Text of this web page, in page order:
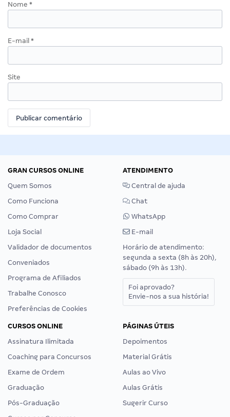
Nome *
E-mail *
Site
GRAN CURSOS ONLINE
Quem Somos
Como Funciona
Como Comprar
Loja Social
Validador de documentos
Conveniados
Programa de Afiliados
Trabalhe Conosco
Preferências de Cookies
ATENDIMENTO
Central de ajuda
Chat
WhatsApp
E-mail
Horário de atendimento:
segunda a sexta (8h às 20h),
sábado (9h às 13h).
Foi aprovado?
Envie-nos a sua história!
CURSOS ONLINE
Assinatura Ilimitada
Coaching para Concursos
Exame de Ordem
Graduação
Pós-Graduação
PÁGINAS ÚTEIS
Depoimentos
Material Grátis
Aulas ao Vivo
Aulas Grátis
Sugerir Curso